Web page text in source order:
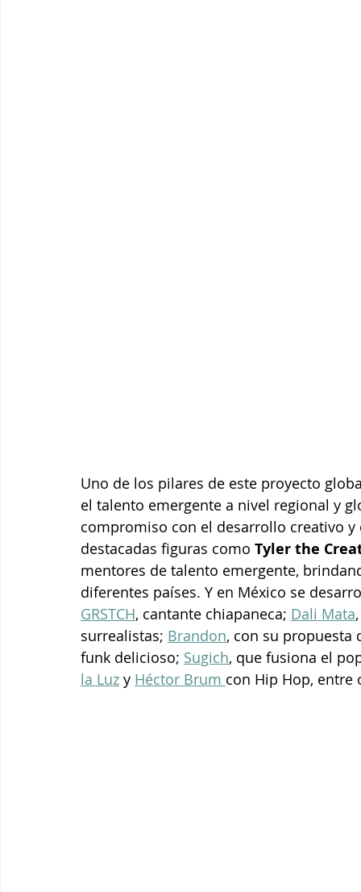
Uno de los pilares de este proyecto
el talento emergente a nivel regional y
compromiso con el desarrollo creativo
destacadas figuras como Tyler the
mentores de talento emergente,
diferentes países. Y en México se
GRSTCH, cantante chiapaneca; Dali Mata
surrealistas; Brandon, con su propuesta
funk delicioso; Sugich, que fusiona el
la Luz y Héctor Brum con Hip Hop, entre